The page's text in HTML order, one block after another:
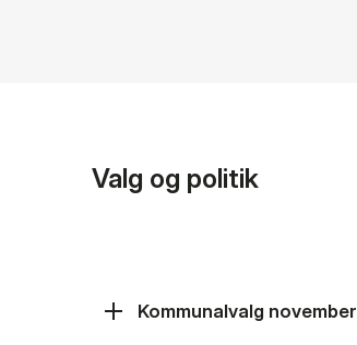
Valg og politik
Kommunalvalg november